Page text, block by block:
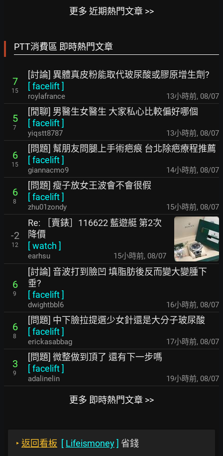
更多 近期熱門文章 >>
PTT消費區 即時熱門文章
7
15
[討論] 異體真皮粉能取代玻尿酸或膠原增生劑?
[facelift]
roylafrance 13小時前, 08/07
5
7
[閒聊] 男醫生女醫生 大家私心比較偏好哪個
[facelift]
yiqstt8787 13小時前, 08/07
6
15
[問題] 幫朋友問腿上手術疤痕 台北除疤療程推薦
[facelift]
giannacmo9 14小時前, 08/07
6
8
[問題] 瘦子放女王波會不會很假
[facelift]
zhu01zondy 15小時前, 08/07
-2
12
Re: ［賣錶］116622 藍遊艇 第2次
降價
[watch ]
earhsu 15小時前, 08/07
6
9
[討論] 音波打到臉凹 填脂肪後反而變大變腫下
垂?
[facelift]
dwightbbl6 16小時前, 08/07
6
8
[問題] 中下臉拉提選少女針還是大分子玻尿酸
[facelift]
erickasabbag 17小時前, 08/07
3
9
[問題] 微整做到頂了 還有下一步嗎
[facelift]
adalinelin 19小時前, 08/07
更多 即時熱門文章 >>
‣ 返回看板 [ Lifeismoney] 省錢